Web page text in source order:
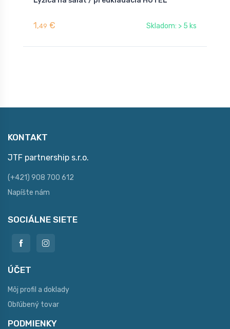
1,49 € Skladom: > 5 ks
KONTAKT
JTF partnership s.r.o.
(+421) 908 700 612
Napíšte nám
SOCIÁLNE SIETE
ÚČET
Môj profil a doklady
Obľúbený tovar
PODMIENKY